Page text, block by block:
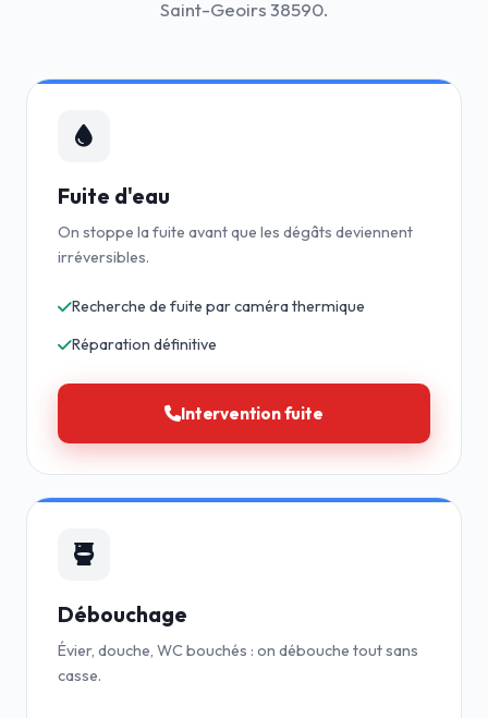
Saint-Geoirs 38590.
Fuite d'eau
On stoppe la fuite avant que les dégâts deviennent
irréversibles.
Recherche de fuite par caméra thermique
Réparation définitive
Intervention fuite
Débouchage
Évier, douche, WC bouchés : on débouche tout sans
casse.